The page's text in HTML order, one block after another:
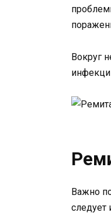
Вокруг
Важно
следует